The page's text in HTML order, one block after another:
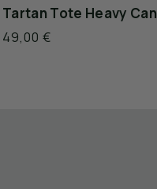
49,00 €